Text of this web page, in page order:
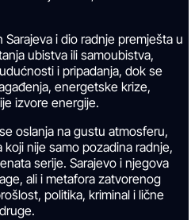
i dio radnje premješta u
ubistva ili samoubistva,
i pripadanja, dok se
energetske krize,
izvore energije.
oslanja na gustu atmosferu,
nije samo pozadina radnje,
serije. Sarajevo i njegova
ali i metafora zatvorenog
politika, kriminal i lične